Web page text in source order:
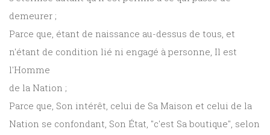
demeurer ;
Parce que, étant de naissance au-dessus de tous, et
n'étant de condition lié ni engagé à personne, Il est
l'Homme
de la Nation ;
Parce que, Son intérêt, celui de Sa Maison et celui de la
Nation se confondant, Son État, "c'est Sa boutique", selon